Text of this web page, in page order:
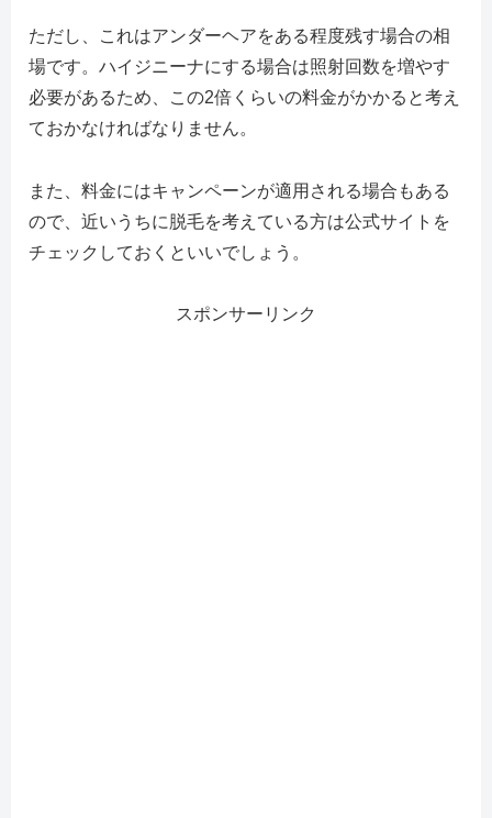
ただし、これはアンダーヘアをある程度残す場合の相
場です。ハイジニーナにする場合は照射回数を増やす
必要があるため、この2倍くらいの料金がかかると考え
ておかなければなりません。
また、料金にはキャンペーンが適用される場合もある
ので、近いうちに脱毛を考えている方は公式サイトを
チェックしておくといいでしょう。
スポンサーリンク